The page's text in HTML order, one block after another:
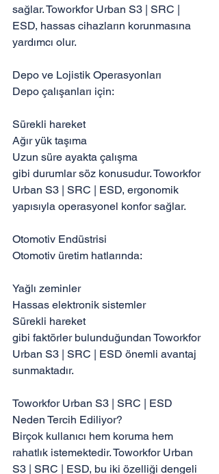
sağlar. Toworkfor Urban S3 | SRC |
ESD, hassas cihazların korunmasına
yardımcı olur.
Depo ve Lojistik Operasyonları
Depo çalışanları için:
Sürekli hareket
Ağır yük taşıma
Uzun süre ayakta çalışma
gibi durumlar söz konusudur. Toworkfor
Urban S3 | SRC | ESD, ergonomik
yapısıyla operasyonel konfor sağlar.
Otomotiv Endüstrisi
Otomotiv üretim hatlarında:
Yağlı zeminler
Hassas elektronik sistemler
Sürekli hareket
gibi faktörler bulunduğundan Toworkfor
Urban S3 | SRC | ESD önemli avantaj
sunmaktadır.
Toworkfor Urban S3 | SRC | ESD
Neden Tercih Ediliyor?
Birçok kullanıcı hem koruma hem
rahatlık istemektedir. Toworkfor Urban
S3 | SRC | ESD, bu iki özelliği dengeli